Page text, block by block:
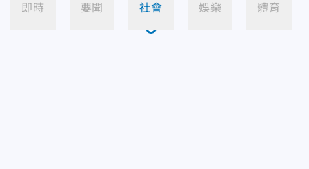
即時 要聞 社會 娛樂 體育